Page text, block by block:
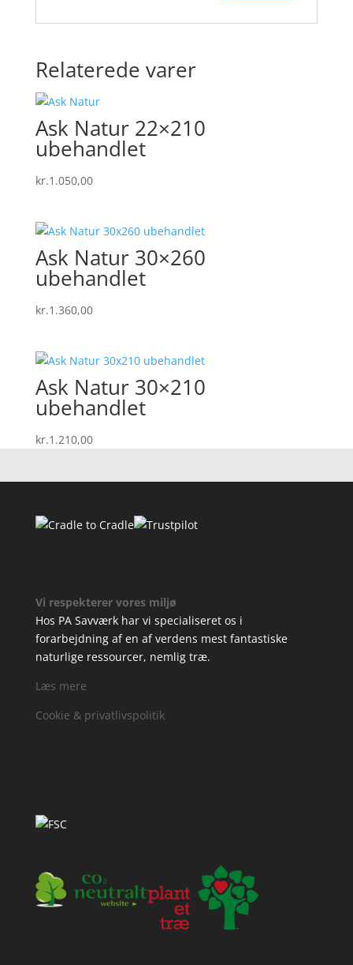
Relaterede varer
Ask Natur 22×210
ubehandlet
kr.1.050,00
Ask Natur 30×260
ubehandlet
kr.1.360,00
Ask Natur 30×210
ubehandlet
kr.1.210,00
Vi respekterer vores miljø
Hos PA Savværk har vi specialiseret os i
forarbejdning af en af verdens mest fantastiske
naturlige ressourcer, nemlig træ.
Læs mere
Cookie & privatlivspolitik